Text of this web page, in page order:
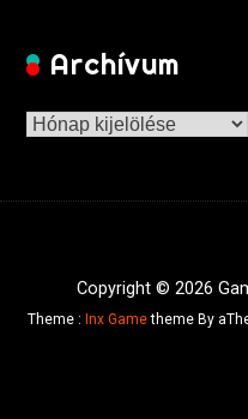
Archívum
Archívum
Copyright © 2026
Theme : Inx Gametheme By